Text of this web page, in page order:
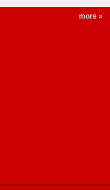
more »